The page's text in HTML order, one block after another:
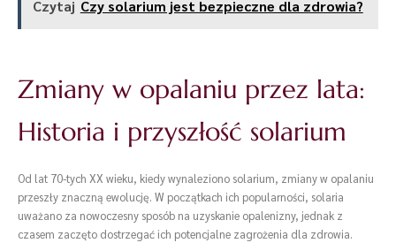
Czytaj Czy solarium jest bezpieczne dla zdrowia?
Zmiany w opalaniu przez lata:
Historia i przyszłość solarium
Od lat 70-tych XX wieku, kiedy wynaleziono solarium, zmiany w opalaniu
przeszły znaczną ewolucję. W początkach ich popularności, solaria
uważano za nowoczesny sposób na uzyskanie opalenizny, jednak z
czasem zaczęto dostrzegać ich potencjalne zagrożenia dla zdrowia.